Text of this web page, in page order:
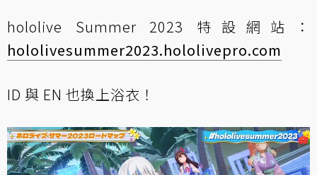
hololive Summer 2023 特設網站：
hololivesummer2023.hololivepro.com
ID 與 EN 也換上浴衣！